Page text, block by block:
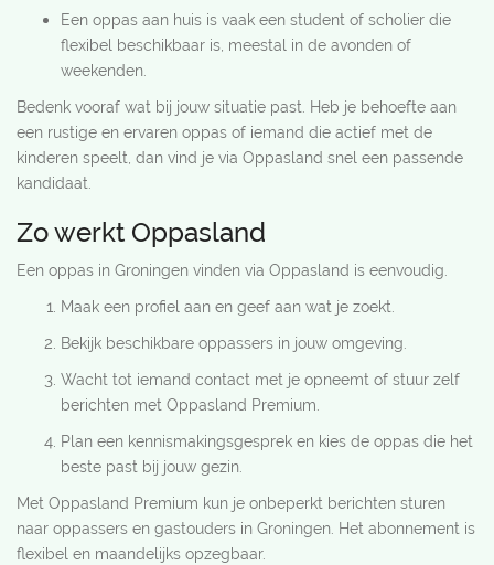
Een oppas aan huis is vaak een student of scholier die
flexibel beschikbaar is, meestal in de avonden of
weekenden.
Bedenk vooraf wat bij jouw situatie past. Heb je behoefte aan
een rustige en ervaren oppas of iemand die actief met de
kinderen speelt, dan vind je via Oppasland snel een passende
kandidaat.
Zo werkt Oppasland
Een oppas in Groningen vinden via Oppasland is eenvoudig.
Maak een profiel aan en geef aan wat je zoekt.
Bekijk beschikbare oppassers in jouw omgeving.
Wacht tot iemand contact met je opneemt of stuur zelf
berichten met Oppasland Premium.
Plan een kennismakingsgesprek en kies de oppas die het
beste past bij jouw gezin.
Met Oppasland Premium kun je onbeperkt berichten sturen
naar oppassers en gastouders in Groningen. Het abonnement is
flexibel en maandelijks opzegbaar.